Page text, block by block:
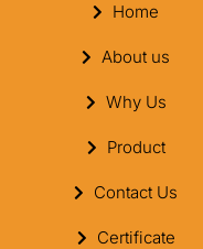
Home
About us
Why Us
Product
Contact Us
Certificate